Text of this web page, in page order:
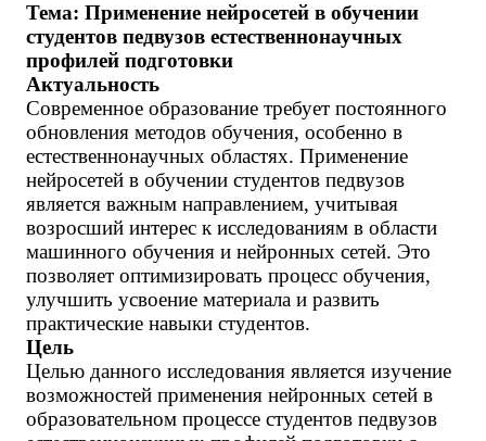
Тема: Применение нейросетей в обучении
студентов педвузов естественнонаучных
профилей подготовки
Актуальность
Современное образование требует постоянного
обновления методов обучения, особенно в
естественнонаучных областях. Применение
нейросетей в обучении студентов педвузов
является важным направлением, учитывая
возросший интерес к исследованиям в области
машинного обучения и нейронных сетей. Это
позволяет оптимизировать процесс обучения,
улучшить усвоение материала и развить
практические навыки студентов.
Цель
Целью данного исследования является изучение
возможностей применения нейронных сетей в
образовательном процессе студентов педвузов